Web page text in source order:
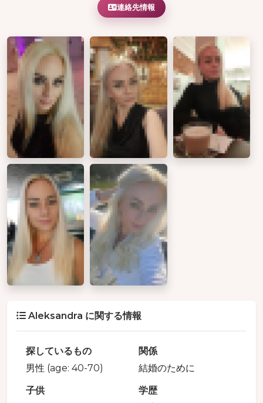
連絡先情報
Aleksandra に関する情報
探しているもの
男性 (age: 40-70)
関係
結婚のために
子供
学歴